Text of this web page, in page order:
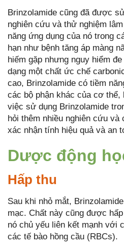
Brinzolamide cũng đã được
nghiên cứu và thử nghiệm
năng ứng dụng của nó trong
hạn như bệnh tăng áp màng
hiếm gặp nhưng nguy hiểm
dạng một chất ức chế
cao, Brinzolamide có tiềm
các bộ phận khác của cơ
việc sử dụng Brinzolamide
hỏi thêm nhiều nghiên cứu và
xác nhận tính hiệu quả và an
Dược động
Hấp thu
Sau khi nhỏ mắt,
mạc. Chất này cũng được
nó chủ yếu liên kết mạnh với
các tế bào hồng cầu (RBCs).